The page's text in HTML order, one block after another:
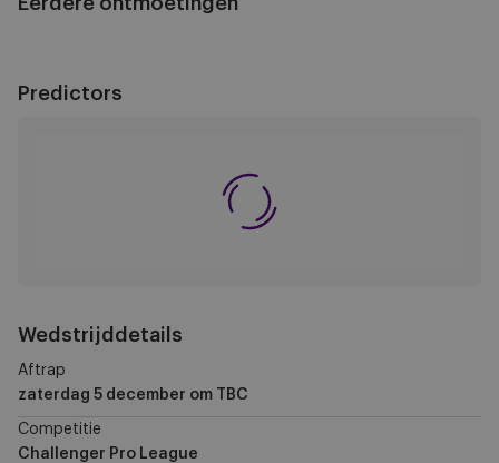
Predictors
Wedstrijddetails
Aftrap
zaterdag 5 december om TBC
Competitie
Challenger Pro League